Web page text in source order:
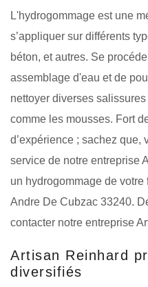
L'hydrogommage est une
s’appliquer sur différents
béton, et autres. Se
assemblage d'eau et de
nettoyer diverses
comme les mousses. Fort
d’expérience ; sachez que,
service de notre entreprise
un hydrogommage de
Andre De Cubzac 33240.
contacter notre entreprise
Artisan Reinhard
diversifiés